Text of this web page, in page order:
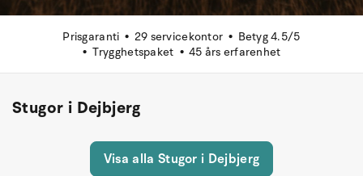
Prisgaranti 29 servicekontor
Betyg 4.5/5
Trygghetspaket
45 års erfarenhet
Stugor i Dejbjerg
Visa alla Stugor i Dejbjerg